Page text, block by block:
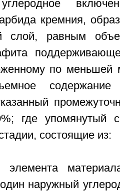
кремния,
слой, равным
по меньшей
где упомянутый
состоящие из:
элемента
наружный